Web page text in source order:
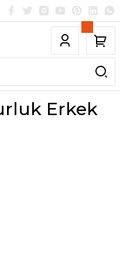
Erkek